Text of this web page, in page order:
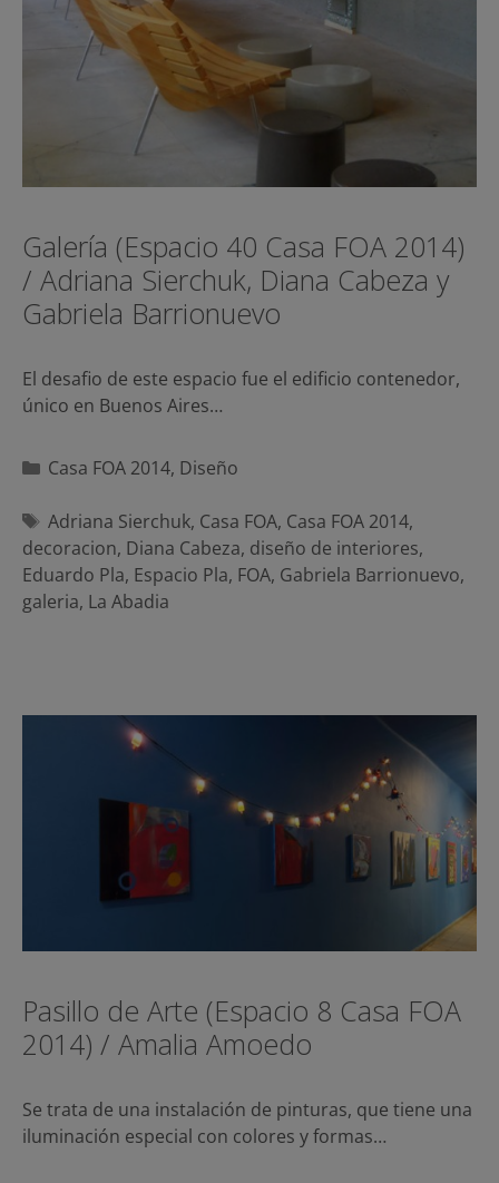
Galería (Espacio 40 Casa FOA 2014)
/ Adriana Sierchuk, Diana Cabeza y
Gabriela Barrionuevo
El desafio de este espacio fue el edificio contenedor,
único en Buenos Aires…
Categorías
Casa FOA 2014, Diseño
Etiquetas
Adriana Sierchuk, Casa FOA, Casa FOA 2014,
decoracion, Diana Cabeza, diseño de interiores,
Eduardo Pla, Espacio Pla, FOA, Gabriela Barrionuevo,
galeria, La Abadia
Pasillo de Arte (Espacio 8 Casa FOA
2014) / Amalia Amoedo
Se trata de una instalación de pinturas, que tiene una
iluminación especial con colores y formas…